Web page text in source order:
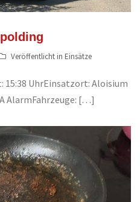
Veröffentlicht in Einsätze
15:38 UhrEinsatzort: Aloisium
AlarmFahrzeuge: […]